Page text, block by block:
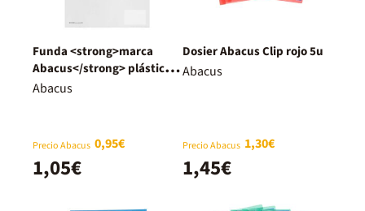
Funda <strong>marca
Abacus</strong> plástico
transparente A4
Abacus
Precio Abacus 0,95€
1,05€
Dosier Abacus Clip rojo 5u
Abacus
Precio Abacus 1,30€
1,45€